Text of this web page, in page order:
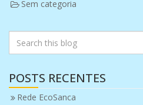
Sem categoria
POSTS RECENTES
Rede EcoSanca